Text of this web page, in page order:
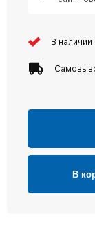
В наличии
В